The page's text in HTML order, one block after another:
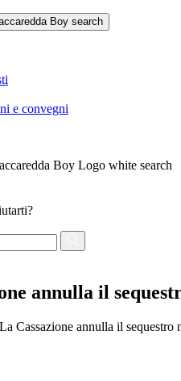
e convegni
annulla il
La Cassazione annulla il sequestro